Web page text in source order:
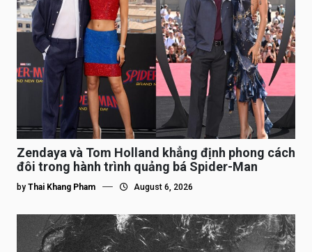
Zendaya và Tom Holland khẳng định phong cách
đôi trong hành trình quảng bá Spider-Man
by Thai Khang Pham August 6, 2026